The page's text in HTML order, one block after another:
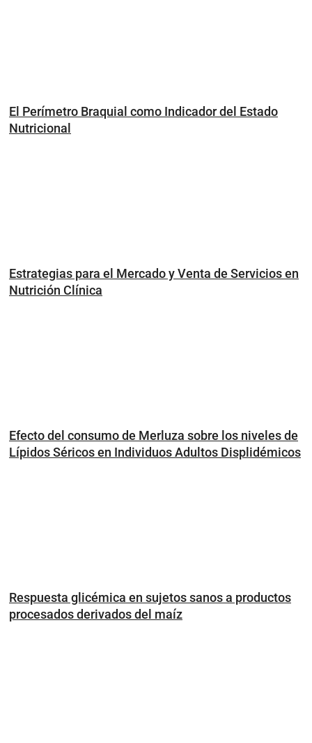
El Perímetro Braquial como Indicador del Estado
Nutricional
Estrategias para el Mercado y Venta de Servicios en
Nutrición Clínica
Efecto del consumo de Merluza sobre los niveles de
Lípidos Séricos en Individuos Adultos Displidémicos
Respuesta glicémica en sujetos sanos a productos
procesados derivados del maíz